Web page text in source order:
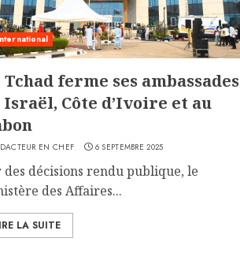
Tchad ferme ses ambassades
Israël, Côte d’Ivoire et au
EN CHEF 6 SEPTEMBRE 2025
des décisions rendu publique, le
des Affaires...
LA SUITE